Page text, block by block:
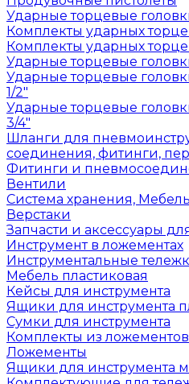
Ударные торцевые
Комплекты ударных
Комплекты ударных
Ударные торцевые
Ударные торцевые
1/2"
Ударные торцевые
3/4"
Шланги для
соединения, фитинги,
Фитинги и
Вентили
Система хранения, Мебель
Верстаки
Запчасти и аксессуары
Инструмент в ложементах
Инструментальные
Мебель пластиковая
Кейсы для инструмента
Ящики для инструмента
Сумки для инструмента
Комплекты из ложементов
Ложементы
Ящики для инструмента